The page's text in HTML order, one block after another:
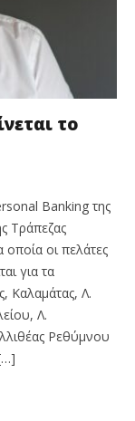
το
Banking της
Τράπεζας
οποία οι πελάτες
για τα
Καλαμάτας, Λ.
Λ.
Ρεθύμνου